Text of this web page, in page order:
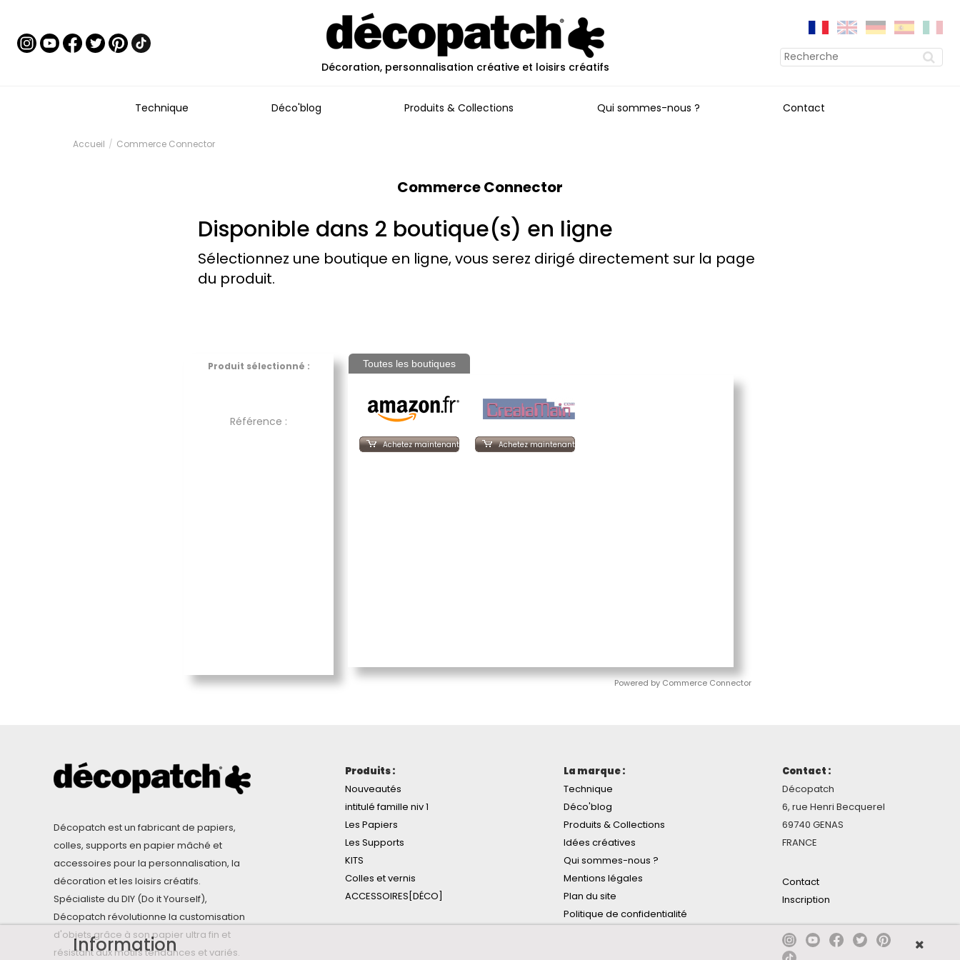
Décoration, personnalisation créative et loisirs créatifs
Technique Déco'blog Produits & Collections Qui sommes-nous ? Contact
Accueil Commerce Connector
Commerce Connector
Disponible dans 2 boutique(s) en ligne
Sélectionnez une boutique en ligne, vous serez dirigé directement sur la page
du produit.
Produit sélectionné :
Référence :
Toutes les boutiques
Achetez maintenant Achetez maintenant
Powered by Commerce Connector
Décopatch est un fabricant de papiers,
colles, supports en papier mâché et
accessoires pour la personnalisation, la
décoration et les loisirs créatifs.
Spécialiste du DIY (Do it Yourself),
Décopatch révolutionne la customisation
d'objets grâce à son papier ultra fin et
résistant aux motifs tendances et variés.
Produits :
Nouveautés
intitulé famille niv 1
Les Papiers
Les Supports
KITS
Colles et vernis
ACCESSOIRES[DÉCO]
La marque :
Technique
Déco'blog
Produits & Collections
Idées créatives
Qui sommes-nous ?
Mentions légales
Plan du site
Politique de confidentialité
Contact :
Décopatch
6, rue Henri Becquerel
69740 GENAS
FRANCE
Contact
Inscription
Information